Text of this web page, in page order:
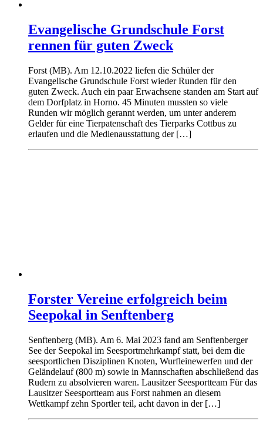
Evangelische Grundschule Forst
rennen für guten Zweck
Forst (MB). Am 12.10.2022 liefen die Schüler der
Evangelische Grundschule Forst wieder Runden für den
guten Zweck. Auch ein paar Erwachsene standen am Start auf
dem Dorfplatz in Horno. 45 Minuten mussten so viele
Runden wir möglich gerannt werden, um unter anderem
Gelder für eine Tierpatenschaft des Tierparks Cottbus zu
erlaufen und die Medienausstattung der […]
Forster Vereine erfolgreich beim
Seepokal in Senftenberg
Senftenberg (MB). Am 6. Mai 2023 fand am Senftenberger
See der Seepokal im Seesportmehrkampf statt, bei dem die
seesportlichen Disziplinen Knoten, Wurfleinewerfen und der
Geländelauf (800 m) sowie in Mannschaften abschließend das
Rudern zu absolvieren waren. Lausitzer Seesportteam Für das
Lausitzer Seesportteam aus Forst nahmen an diesem
Wettkampf zehn Sportler teil, acht davon in der […]